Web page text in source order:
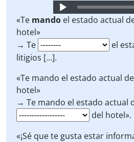
Audio
Player
«Te mando el estado actual
hotel»
→ Te
el
litigios [...].
«Te mando el estado actual
hotel»
→ Te mando el estado actual
del hotel».
«¡Sé que te gusta estar